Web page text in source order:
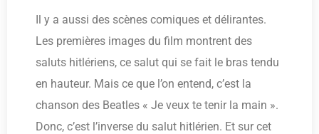
Il y a aussi des scènes comiques et délirantes.
Les premières images du film montrent des
saluts hitlériens, ce salut qui se fait le bras tendu
en hauteur. Mais ce que l’on entend, c’est la
chanson des Beatles « Je veux te tenir la main ».
Donc, c’est l’inverse du salut hitlérien. Et sur cet